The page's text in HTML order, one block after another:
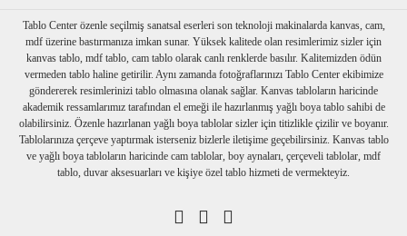
Tablo Center özenle seçilmiş sanatsal eserleri son teknoloji makinalarda kanvas, cam,
mdf üzerine bastırmanıza imkan sunar. Yüksek kalitede olan resimlerimiz sizler için
kanvas tablo, mdf tablo, cam tablo olarak canlı renklerde basılır. Kalitemizden ödün
vermeden tablo haline getirilir. Aynı zamanda fotoğraflarınızı Tablo Center ekibimize
göndererek resimlerinizi tablo olmasına olanak sağlar. Kanvas tabloların haricinde
akademik ressamlarımız tarafından el emeği ile hazırlanmış yağlı boya tablo sahibi de
olabilirsiniz. Özenle hazırlanan yağlı boya tablolar sizler için titizlikle çizilir ve boyanır.
Tablolarınıza çerçeve yaptırmak isterseniz bizlerle iletişime geçebilirsiniz. Kanvas tablo
ve yağlı boya tabloların haricinde cam tablolar, boy aynaları, çerçeveli tablolar, mdf
tablo, duvar aksesuarları ve kişiye özel tablo hizmeti de vermekteyiz.